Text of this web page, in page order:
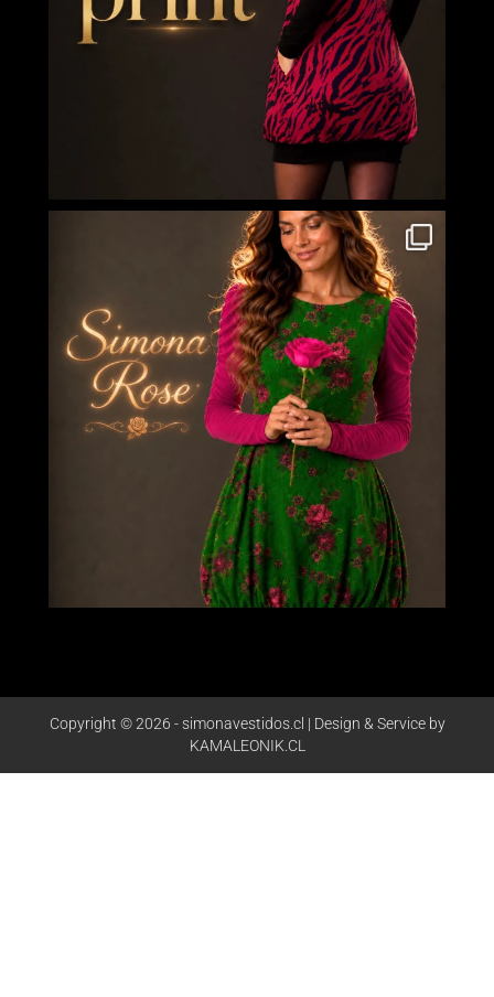
Copyright © 2026 - simonavestidos.cl | Design & Service by
KAMALEONIK.CL